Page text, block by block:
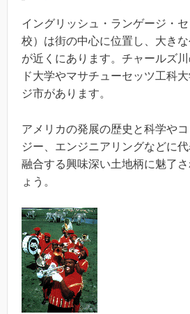
イングリッシュ・ランゲージ・
校）は街の中心に位置し、大きな
が近くにあります。チャールズ
ド大学やマサチューセッツ工科
ジ市があります。
アメリカの発展の歴史と科学や
ジー、エンジニアリングなどに
融合する興味深い土地柄に魅了
ょう。